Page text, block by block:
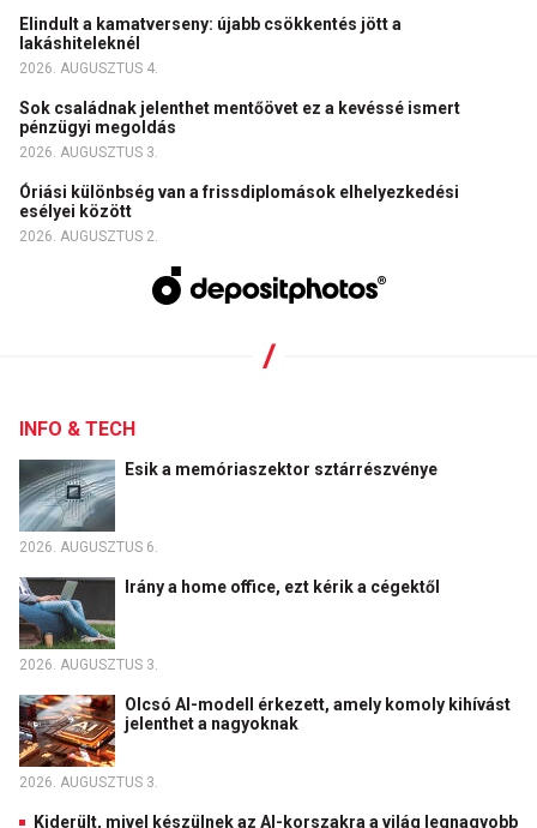
Elindult a kamatverseny: újabb csökkentés jött a
lakáshiteleknél
2026. AUGUSZTUS 4.
Sok családnak jelenthet mentőövet ez a kevéssé ismert
pénzügyi megoldás
2026. AUGUSZTUS 3.
Óriási különbség van a frissdiplomások elhelyezkedési
esélyei között
2026. AUGUSZTUS 2.
INFO & TECH
Esik a memóriaszektor sztárrészvénye
2026. AUGUSZTUS 6.
Irány a home office, ezt kérik a cégektől
2026. AUGUSZTUS 3.
Olcsó AI-modell érkezett, amely komoly kihívást
jelenthet a nagyoknak
2026. AUGUSZTUS 3.
Kiderült, mivel készülnek az AI-korszakra a világ legnagyobb